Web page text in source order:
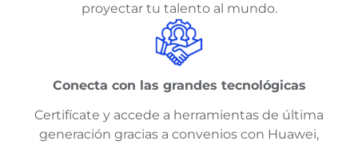
proyectar tu talento al mundo.
Conecta con las grandes tecnológicas
Certifícate y accede a herramientas de última
generación gracias a convenios con Huawei,